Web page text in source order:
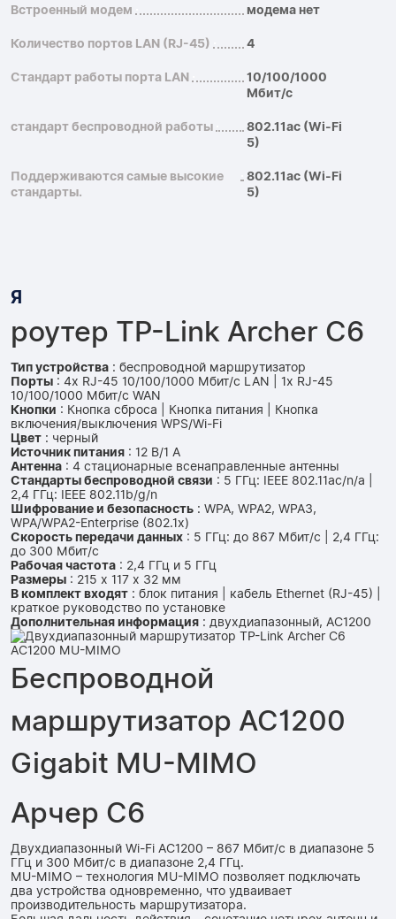
Встроенный модем модема нет
Количество портов LAN (RJ-45) 4
Стандарт работы порта LAN
10/100/1000
Мбит/с
стандарт беспроводной работы
802.11ac (Wi-Fi
5)
Поддерживаются самые высокие
стандарты.
802.11ac (Wi-Fi
5)
Я
роутер TP-Link Archer C6
Тип устройства : беспроводной маршрутизатор
Порты : 4x RJ-45 10/100/1000 Мбит/с LAN | 1x RJ-45
10/100/1000 Мбит/с WAN
Кнопки : Кнопка сброса | Кнопка питания | Кнопка
включения/выключения WPS/Wi-Fi
Цвет : черный
Источник питания : 12 В/1 А
Антенна : 4 стационарные всенаправленные антенны
Стандарты беспроводной связи : 5 ГГц: IEEE 802.11ac/n/a |
2,4 ГГц: IEEE 802.11b/g/n
Шифрование и безопасность : WPA, WPA2, WPA3,
WPA/WPA2-Enterprise (802.1x)
Скорость передачи данных : 5 ГГц: до 867 Мбит/с | 2,4 ГГц:
до 300 Мбит/с
Рабочая частота : 2,4 ГГц и 5 ГГц
Размеры : 215 x 117 x 32 мм
В комплект входят : блок питания | кабель Ethernet (RJ-45) |
краткое руководство по установке
Дополнительная информация : двухдиапазонный, AC1200
Беспроводной
маршрутизатор AC1200
Gigabit MU-MIMO
Арчер С6
Двухдиапазонный Wi-Fi AC1200 – 867 Мбит/с в диапазоне 5
ГГц и 300 Мбит/с в диапазоне 2,4 ГГц.
MU-MIMO – технология MU-MIMO позволяет подключать
два устройства одновременно, что удваивает
производительность маршрутизатора.